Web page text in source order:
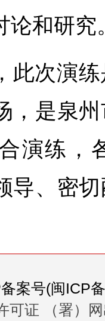
论和研究
此次演
，是泉
演练，
导、密
案号(闽ICP
可证 （署）